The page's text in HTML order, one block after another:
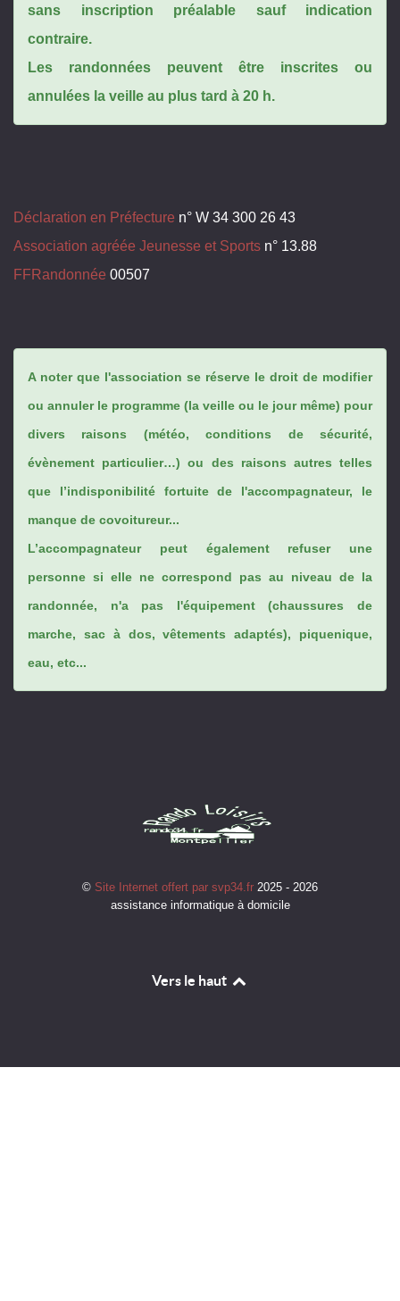
sans inscription préalable sauf indication
contraire.
Les randonnées peuvent être inscrites ou
annulées la veille au plus tard à 20 h.
Déclaration en Préfecture n° W 34 300 26 43
Association agréée Jeunesse et Sports n° 13.88
FFRandonnée 00507
A noter que l'association se réserve le droit de modifier
ou annuler le programme (la veille ou le jour même) pour
divers raisons (météo, conditions de sécurité,
évènement particulier…) ou des raisons autres telles
que l’indisponibilité fortuite de l'accompagnateur, le
manque de covoitureur...
L’accompagnateur peut également refuser une
personne si elle ne correspond pas au niveau de la
randonnée, n'a pas l'équipement (chaussures de
marche, sac à dos, vêtements adaptés), piquenique,
eau, etc...
© Site Internet offert par svp34.fr 2025 - 2026
assistance informatique à domicile
Vers le haut